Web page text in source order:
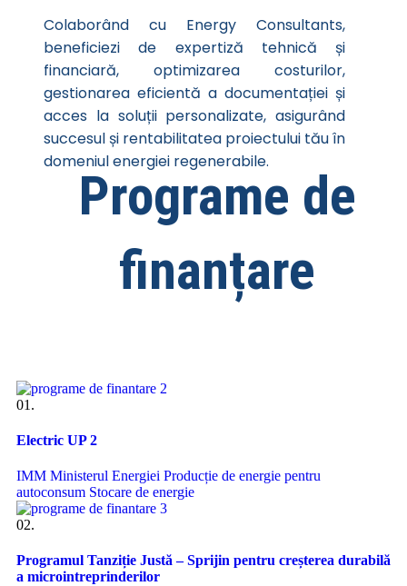
Colaborând cu Energy Consultants,
beneficiezi de expertiză tehnică și
financiară, optimizarea costurilor,
gestionarea eficientă a documentației și
acces la soluții personalizate, asigurând
succesul și rentabilitatea proiectului tău în
domeniul energiei regenerabile.
Programe de
finanțare
01.
Electric UP 2
IMM Ministerul Energiei Producție de energie pentru
autoconsum Stocare de energie
02.
Programul Tanziție Justă – Sprijin pentru creșterea durabilă
a microintreprinderilor